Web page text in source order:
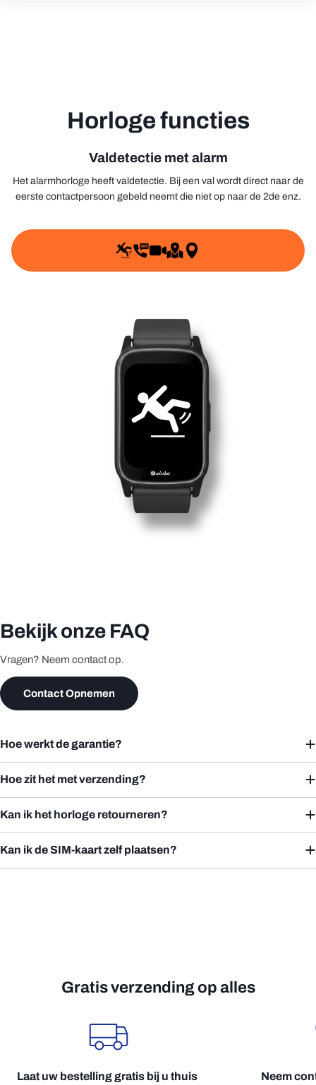
e-
mail
Uw
Vraag Versturen
Horloge functies
Valdetectie met alarm
Het alarmhorloge heeft valdetectie. Bij een val wordt direct naar de
eerste contactpersoon gebeld neemt die niet op naar de 2de enz.
Bekijk onze FAQ
Vragen? Neem contact op.
Contact Opnemen
Hoe werkt de garantie?
Hoe zit het met verzending?
Kan ik het horloge retourneren?
Kan ik de SIM-kaart zelf plaatsen?
Gratis verzending op alles
Laat uw bestelling gratis bij u thuis
Neem